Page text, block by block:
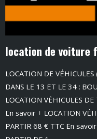
location de voiture
LOCATION DE
DANS LE 13 ET LE 34 :
LOCATION VÉHICULES
En savoir + LOCATION
PARTIR 68 € TTC En